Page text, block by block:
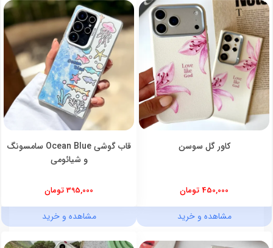
کاور گل سوسن
450,000 تومان
مشاهده و خرید
قاب گوشی Ocean Blue سامسونگ
و شیائومی
395,000 تومان
مشاهده و خرید